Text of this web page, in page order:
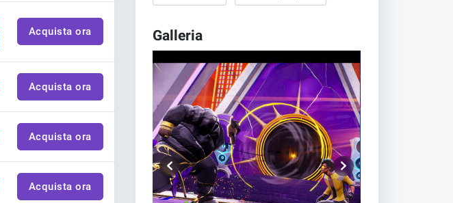
Acquista ora
Acquista ora
Acquista ora
Acquista ora
Galleria